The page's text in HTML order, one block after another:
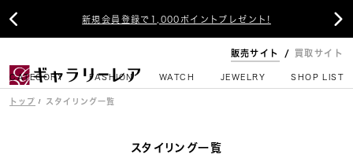
新規会員登録で1,000ポイントプレゼント!
 
販売サイト 買取サイト
CATEGORY FASHION WATCH JEWELRY SHOP LIST
トップ スタイリング一覧
スタイリング一覧